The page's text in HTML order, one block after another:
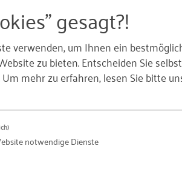
geplant.
Veranstaltungsorte ändern
Bei kostenpflichtigen
Die Rechnung bitten wir
gesagt?!
verwenden, um Ihnen ein
zu bieten. Entscheiden Sie
Um mehr zu erfahren, lesen Sie bitte
notwendige Dienste